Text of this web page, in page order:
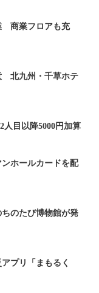
商業フロアも充
北九州・千草ホテ
人目以降5000円加算
ホールカードを配
のたび博物館が発
プリ「まもるく